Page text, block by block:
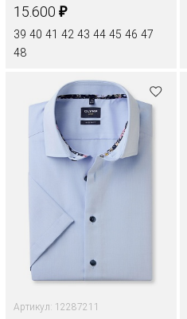
15.600 ₽
39 40 41 42 43 44 45 46 47
48
Артикул: 12287211